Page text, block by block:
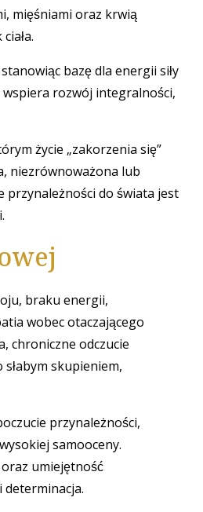
mięśniami oraz krwią
bazę dla energii siły
wspiera rozwój integralności,
życie „zakorzenia się”
niezrównoważona lub
przynależności do świata jest
braku energii,
wobec otaczającego
chroniczne odczucie
skupieniem,
przynależności,
samooceny.
umiejętność
determinacja.